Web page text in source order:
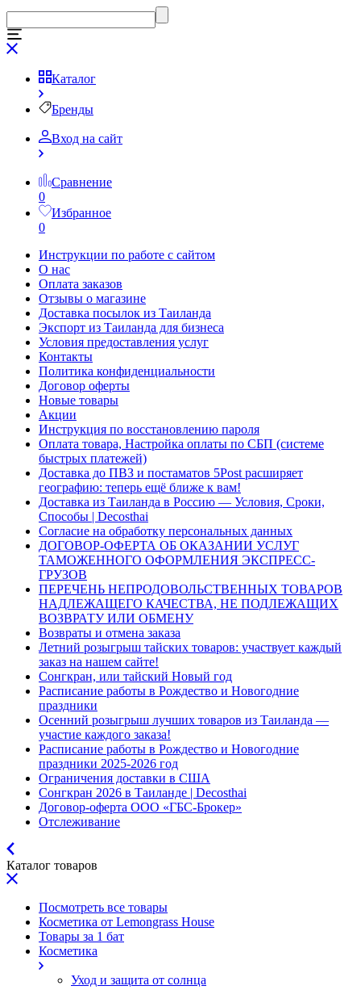
Каталог
Бренды
Вход на сайт
Сравнение
0
Избранное
0
Инструкции по работе с сайтом
О нас
Оплата заказов
Отзывы о магазине
Доставка посылок из Таиланда
Экспорт из Таиланда для бизнеса
Условия предоставления услуг
Контакты
Политика конфиденциальности
Договор оферты
Новые товары
Акции
Инструкция по восстановлению пароля
Оплата товара, Настройка оплаты по СБП (системе
быстрых платежей)
Доставка до ПВЗ и постаматов 5Post расширяет
географию: теперь ещё ближе к вам!
Доставка из Таиланда в Россию — Условия, Сроки,
Способы | Decosthai
Согласие на обработку персональных данных
ДОГОВОР-ОФЕРТА ОБ ОКАЗАНИИ УСЛУГ
ТАМОЖЕННОГО ОФОРМЛЕНИЯ ЭКСПРЕСС-
ГРУЗОВ
ПЕРЕЧЕНЬ НЕПРОДОВОЛЬСТВЕННЫХ ТОВАРОВ
НАДЛЕЖАЩЕГО КАЧЕСТВА, НЕ ПОДЛЕЖАЩИХ
ВОЗВРАТУ ИЛИ ОБМЕНУ
Возвраты и отмена заказа
Летний розыгрыш тайских товаров: участвует каждый
заказ на нашем сайте!
Сонгкран, или тайский Новый год
Расписание работы в Рождество и Новогодние
праздники
Осенний розыгрыш лучших товаров из Таиланда —
участие каждого заказа!
Расписание работы в Рождество и Новогодние
праздники 2025-2026 год
Ограничения доставки в США
Сонгкран 2026 в Таиланде | Decosthai
Договор-оферта ООО «ГБС-Брокер»
Отслеживание
Каталог товаров
Посмотреть все товары
Косметика от Lemongrass House
Товары за 1 бат
Косметика
Уход и защита от солнца